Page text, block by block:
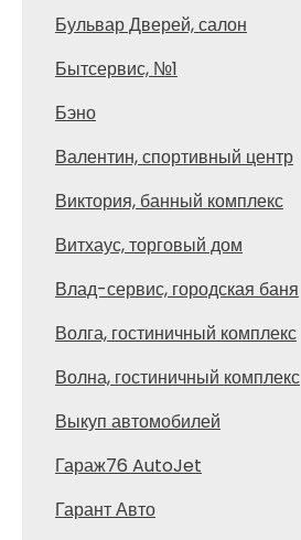
Бульвар Дверей, салон
Бытсервис, №1
Бэно
Валентин, спортивный центр
Виктория, банный комплекс
Витхаус, торговый дом
Влад-сервис, городская баня
Волга, гостиничный комплекс
Волна, гостиничный комплекс
Выкуп автомобилей
Гараж76 AutoJet
Гарант Авто